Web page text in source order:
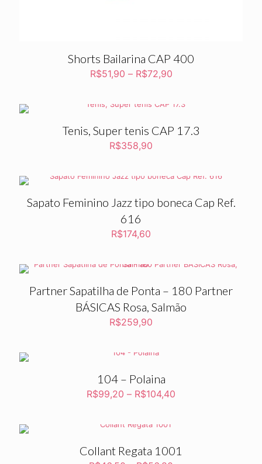
Shorts Bailarina CAP 400
R$51,90 – R$72,90
Tenis, Super tenis CAP 17.3
R$358,90
Sapato Feminino Jazz tipo boneca Cap Ref.
616
R$174,60
Partner Sapatilha de Ponta – 180 Partner
BÁSICAS Rosa, Salmão
R$259,90
104 – Polaina
R$99,20 – R$104,40
Collant Regata 1001